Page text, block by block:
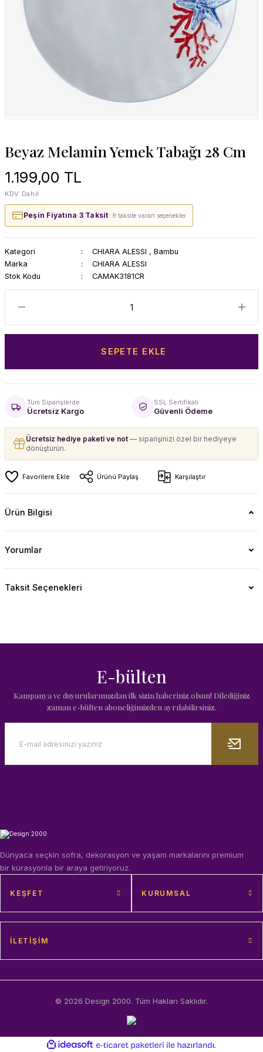
Beyaz Melamin Yemek Tabağı 28 Cm
1.199,00 TL
KDV Dahil
Peşin Fiyatına 3 Taksit· 9 taksite varan seçenekler
Kategori CHIARA ALESSI , Bambu
Marka
CHIARA ALESSI
Stok Kodu
CAMAK3181CR
SEPETE EKLE
Tüm Siparişlerde
Ücretsiz Kargo
SSL Sertifikalı
Güvenli Ödeme
Ücretsiz hediye paketi ve not — siparişinizi özel bir hediyeye
dönüştürün.
Ürünü Paylaş Karşılaştır
Ürün Bilgisi
Yorumlar
Taksit Seçenekleri
E-bülten
Kampanya ve duyurularımızdan ilk sizin haberiniz olsun! Dilediğiniz
zaman e-bülten aboneliğimizden ayrılabilirsiniz.
Dünyaca seçkin sofra, dekorasyon ve yaşam markalarını premium
bir kürasyonla bir araya getiriyoruz.
KEŞFET KURUMSAL
İLETIŞIM
© 2026 Design 2000. Tüm Hakları Saklıdır.
ideasoft
e-